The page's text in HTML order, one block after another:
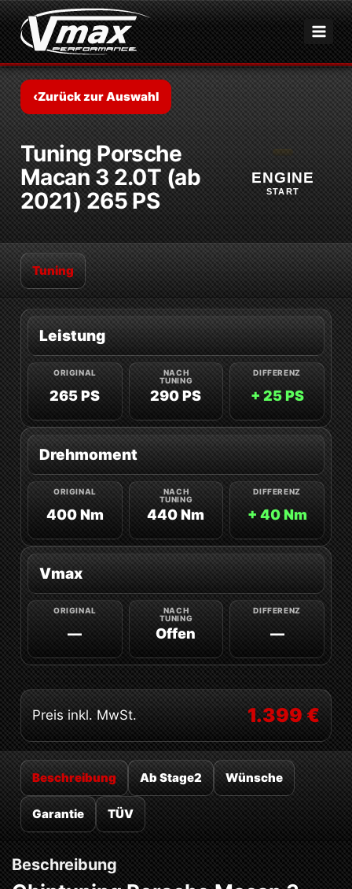
Zum
Inhalt
springen
‹Zurück zur Auswahl
Tuning Porsche
Macan 3 2.0T (ab
2021) 265 PS
ENGINE
START
Tuning
Leistung
265 PS 290 PS + 25 PS
Drehmoment
400 Nm 440 Nm + 40 Nm
Vmax
— Offen —
Preis inkl. MwSt. 1.399 €
Beschreibung Ab Stage2 Wünsche
Garantie TÜV
Beschreibung